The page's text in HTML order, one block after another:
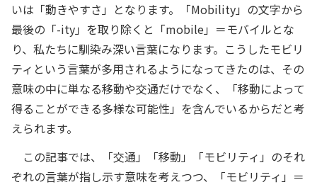
いは「動きやすさ」となります。「Mobility」の文字から
最後の「-ity」を取り除くと「mobile」＝モバイルとな
り、私たちに馴染み深い言葉になります。こうしたモビリ
ティという言葉が多用されるようになってきたのは、その
意味の中に単なる移動や交通だけでなく、「移動によって
得ることができる多様な可能性」を含んでいるからだと考
えられます。
この記事では、「交通」「移動」「モビリティ」のそれ
ぞれの言葉が指し示す意味を考えつつ、「モビリティ」＝